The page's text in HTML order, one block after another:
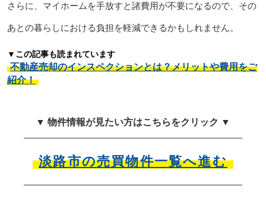
さらに、マイホームを手放すと諸費用が不要になるので、その
あとの暮らしにおける負担を軽減できるかもしれません。
▼この記事も読まれています
不動産売却のインスペクションとは？メリットや費用をご
紹介！
▼ 物件情報が見たい方はこちらをクリック ▼
淡路市の売買物件一覧へ進む